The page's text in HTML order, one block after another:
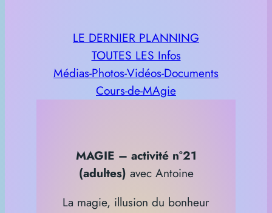
LE DERNIER PLANNING
TOUTES LES Infos
Médias-Photos-Vidéos-Documents
Cours-de-MAgie
MAGIE – activité n°21
(adultes) avec Antoine
La magie, illusion du bonheur